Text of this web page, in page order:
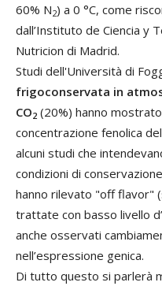
60% N2) a 0 °C, come
dall’Instituto de Ciencia y
Nutricion di Madrid.
Studi dell'Università di
frigoconservata in
CO2 (20%) hanno
concentrazione fenolica
alcuni studi che
condizioni di
hanno rilevato "off flavor"
trattate con basso livello
anche osservati
nell’espressione genica.
Di tutto questo si parlerà